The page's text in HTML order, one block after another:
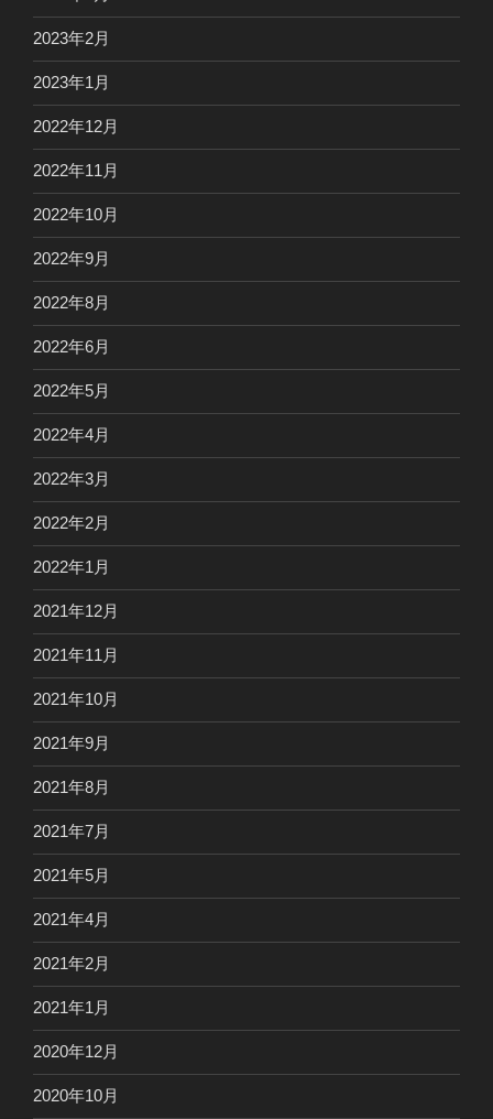
2023年2月
2023年1月
2022年12月
2022年11月
2022年10月
2022年9月
2022年8月
2022年6月
2022年5月
2022年4月
2022年3月
2022年2月
2022年1月
2021年12月
2021年11月
2021年10月
2021年9月
2021年8月
2021年7月
2021年5月
2021年4月
2021年2月
2021年1月
2020年12月
2020年10月